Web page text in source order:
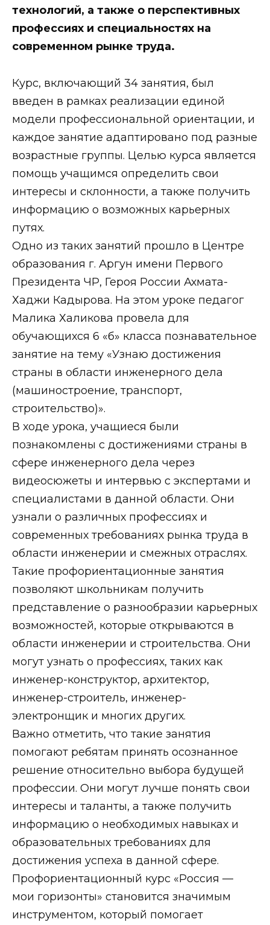
технологий, а также о перспективных
профессиях и специальностях на
современном рынке труда.
Курс, включающий 34 занятия, был
введен в рамках реализации единой
модели профессиональной ориентации, и
каждое занятие адаптировано под разные
возрастные группы. Целью курса является
помощь учащимся определить свои
интересы и склонности, а также получить
информацию о возможных карьерных
путях.
Одно из таких занятий прошло в Центре
образования г. Аргун имени Первого
Президента ЧР, Героя России Ахмата-
Хаджи Кадырова. На этом уроке педагог
Малика Халикова провела для
обучающихся 6 «б» класса познавательное
занятие на тему «Узнаю достижения
страны в области инженерного дела
(машиностроение, транспорт,
строительство)».
В ходе урока, учащиеся были
познакомлены с достижениями страны в
сфере инженерного дела через
видеосюжеты и интервью с экспертами и
специалистами в данной области. Они
узнали о различных профессиях и
современных требованиях рынка труда в
области инженерии и смежных отраслях.
Такие профориентационные занятия
позволяют школьникам получить
представление о разнообразии карьерных
возможностей, которые открываются в
области инженерии и строительства. Они
могут узнать о профессиях, таких как
инженер-конструктор, архитектор,
инженер-строитель, инженер-
электронщик и многих других.
Важно отметить, что такие занятия
помогают ребятам принять осознанное
решение относительно выбора будущей
профессии. Они могут лучше понять свои
интересы и таланты, а также получить
информацию о необходимых навыках и
образовательных требованиях для
достижения успеха в данной сфере.
Профориентационный курс «Россия —
мои горизонты» становится значимым
инструментом, который помогает